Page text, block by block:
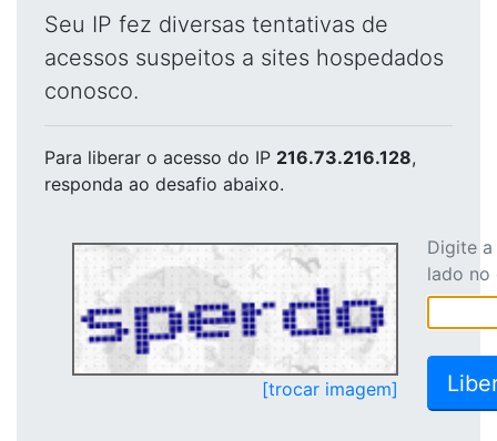
Seu IP fez diversas tentativas de
acessos suspeitos a sites hospedados
conosco.
Para liberar o acesso do IP 216.73.216.128,
responda ao desafio abaixo.
[trocar imagem]
Digite
lado no